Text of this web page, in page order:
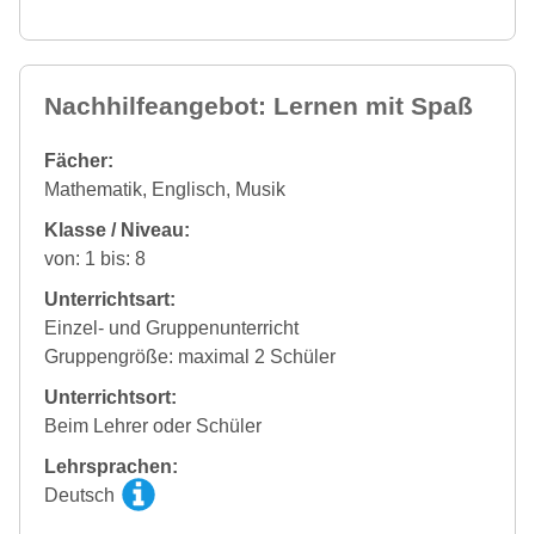
Nachhilfeangebot: Lernen mit Spaß
Fächer:
Mathematik, Englisch, Musik
Klasse / Niveau:
von: 1 bis: 8
Unterrichtsart:
Einzel- und Gruppenunterricht
Gruppengröße: maximal 2 Schüler
Unterrichtsort:
Beim Lehrer oder Schüler
Lehrsprachen:
Deutsch